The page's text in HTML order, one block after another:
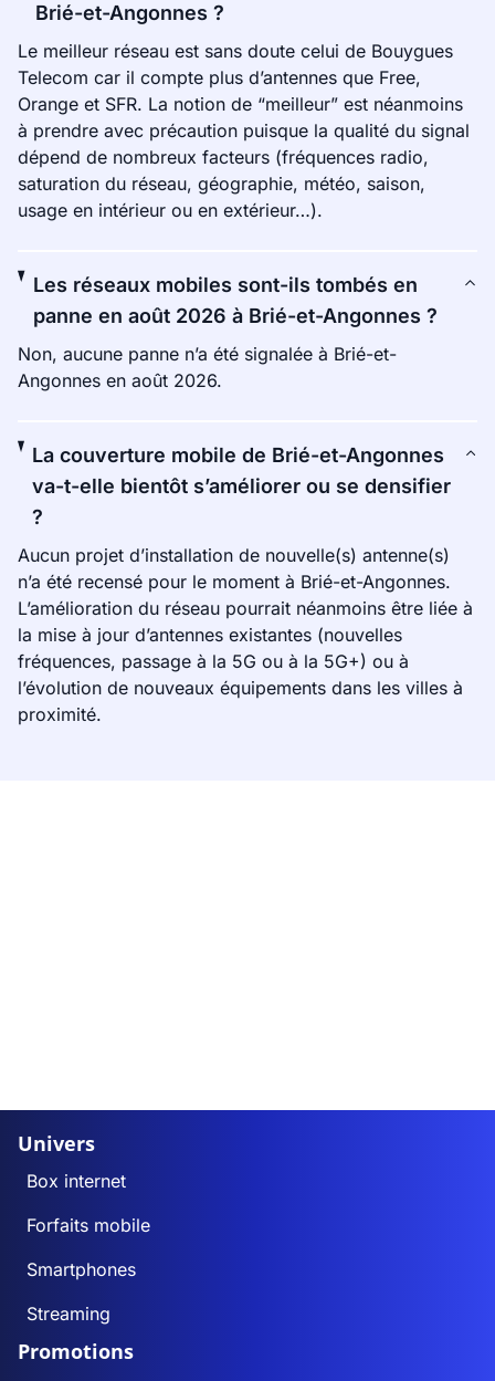
Brié-et-Angonnes ?
Le meilleur réseau est sans doute celui de Bouygues
Telecom car il compte plus d’antennes que Free,
Orange et SFR. La notion de “meilleur” est néanmoins
à prendre avec précaution puisque la qualité du signal
dépend de nombreux facteurs (fréquences radio,
saturation du réseau, géographie, météo, saison,
usage en intérieur ou en extérieur…).
Les réseaux mobiles sont-ils tombés en
panne en août 2026 à Brié-et-Angonnes ?
Non, aucune panne n’a été signalée à Brié-et-
Angonnes en août 2026.
La couverture mobile de Brié-et-Angonnes
va-t-elle bientôt s’améliorer ou se densifier
?
Aucun projet d’installation de nouvelle(s) antenne(s)
n’a été recensé pour le moment à Brié-et-Angonnes.
L’amélioration du réseau pourrait néanmoins être liée à
la mise à jour d’antennes existantes (nouvelles
fréquences, passage à la 5G ou à la 5G+) ou à
l’évolution de nouveaux équipements dans les villes à
proximité.
Univers
Box internet
Forfaits mobile
Smartphones
Streaming
Promotions